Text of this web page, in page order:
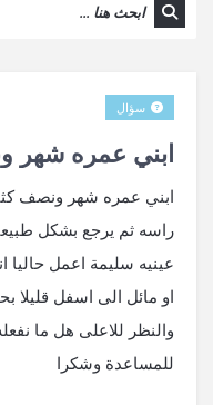
ابني عمره شهر
سؤال
ابني عمره شهر ونصف
راسه ثم يرجع بشكل
عينيه سليمة اعمل حاليا
او مائل الى اسفل قليلا
والنظر للاعلى هل ما
للمساعدة وشكرا